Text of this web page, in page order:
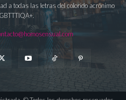
a todas las letras del colorido acrónimo